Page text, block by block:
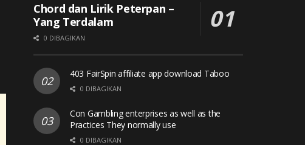
Chord dan Lirik Peterpan –
Yang Terdalam
0 DIBAGIKAN
403 FairSpin affiliate app download Taboo
0 DIBAGIKAN
Con Gambling enterprises as well as the
Practices They normally use
0 DIBAGIKAN